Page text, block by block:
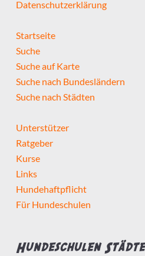
Datenschutzerklärung
Startseite
Suche
Suche auf Karte
Suche nach Bundesländern
Suche nach Städten
Unterstützer
Ratgeber
Kurse
Links
Hundehaftpflicht
Für Hundeschulen
Hundeschulen Städte